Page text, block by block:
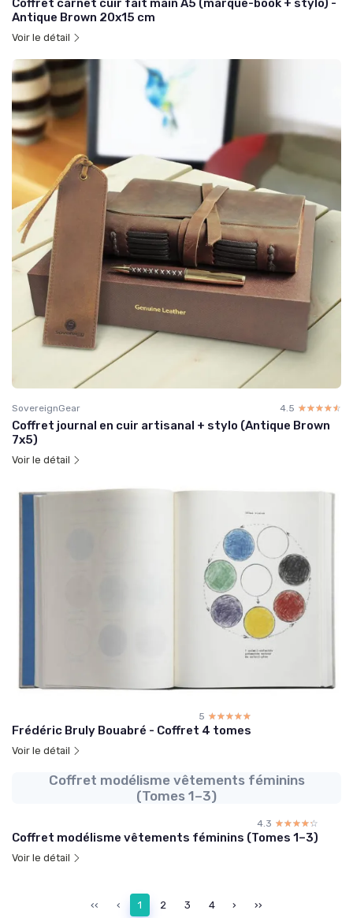
Coffret carnet cuir fait main A5 (marque-book + stylo) -
Antique Brown 20x15 cm
Voir le détail
SovereignGear 4.5 ☆☆☆☆☆
★★★★★
Coffret journal en cuir artisanal + stylo (Antique Brown
7x5)
Voir le détail
5 ☆☆☆☆☆
★★★★★
Frédéric Bruly Bouabré - Coffret 4 tomes
Voir le détail
Coffret modélisme vêtements féminins
(Tomes 1–3)
4.3 ☆☆☆☆☆
★★★★★
Coffret modélisme vêtements féminins (Tomes 1–3)
Voir le détail
‹‹ ‹ 1 2 3 4 › ››